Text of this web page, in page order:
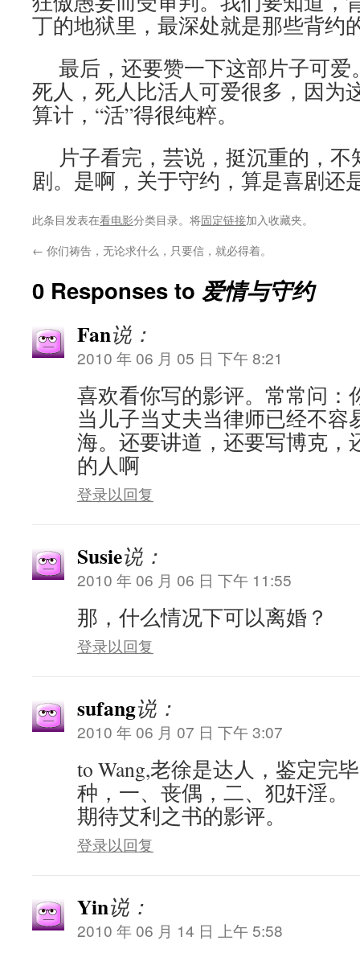
丁的地狱里，最深处就是那些背约
最后，还要赞一下这部片子可爱
死人，死人比活人可爱很多，因为
算计，“活”得很纯粹。
片子看完，芸说，挺沉重的，不
剧。是啊，关于守约，算是喜剧还
此条目发表在看电影分类目录。将固定链接加入收藏夹。
← 你们祷告，无论求什么，只要信，就必得着。
0 Responses to 爱情与守约
Fan说：
2010 年 06 月 05 日 下午 8:21
喜欢看你写的影评。常常问：
当儿子当丈夫当律师已经不容
海。还要讲道，还要写博克，
的人啊
登录以回复
Susie说：
2010 年 06 月 06 日 下午 11:55
那，什么情况下可以离婚？
登录以回复
sufang说：
2010 年 06 月 07 日 下午 3:07
to Wang,老徐是达人，鉴定完
种，一、丧偶，二、犯奸淫。
期待艾利之书的影评。
登录以回复
Yin说：
2010 年 06 月 14 日 上午 5:58